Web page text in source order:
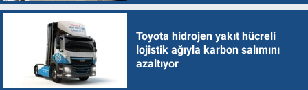
Toyota hidrojen yakıt hücreli
lojistik ağıyla karbon salımını
azaltıyor